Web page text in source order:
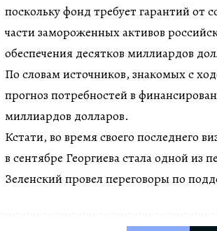
поскольку фонд требует гарантий от
части замороженных активов
обеспечения десятков миллиардов
По словам источников, знакомых с
прогноз потребностей в
миллиардов долларов.
Кстати, во время своего последнего
в сентябре Георгиева стала одной
Зеленский провел переговоры по